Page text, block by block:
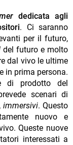
dedicata agli
. Ci saranno
per il futuro,
del futuro e molto
dal vivo le ultime
in prima persona.
di prodotto del
scenari di
immersivi. Questo
nuovo e
Queste nuove
interessati a